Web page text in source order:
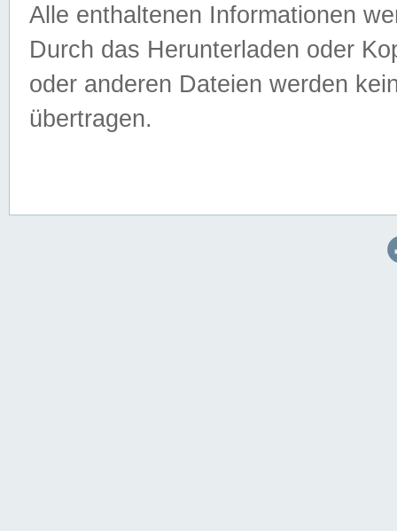
Alle enthaltenen Informationen
Durch das Herunterladen oder
oder anderen Dateien werden
übertragen.